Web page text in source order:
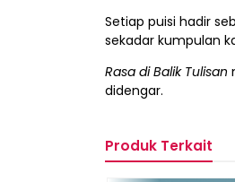
Setiap puisi hadir
sekadar kumpulan
Rasa di Balik Tulisan
didengar.
Produk Terkait